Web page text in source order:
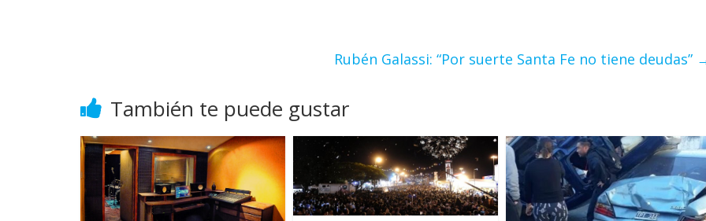
Rubén Galassi: “Por suerte Santa Fe no tiene deudas”
También te puede gustar